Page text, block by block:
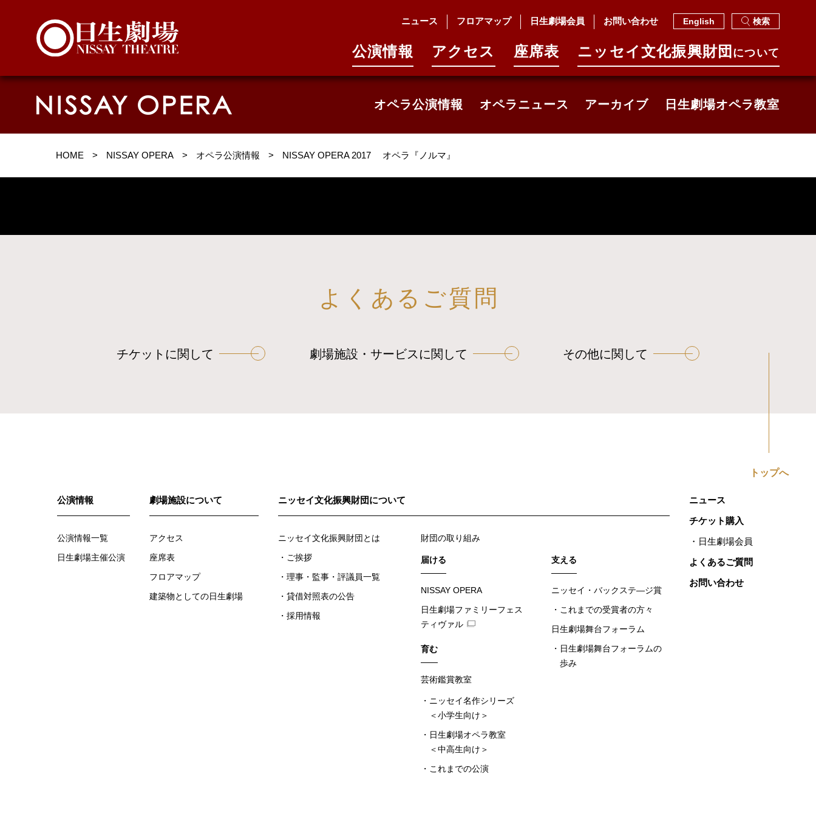
ニュース フロアマップ 日生劇場会員 お問い合わせ English 検索
公演情報 アクセス 座席表 ニッセイ⽂化振興財団 について
オペラ公演情報 オペラニュース アーカイブ 日生劇場オペラ教室
HOME > NISSAY OPERA > オペラ公演情報 > NISSAY OPERA 2017 オペラ『ノルマ』
よくあるご質問
チケットに関して 劇場施設・サービスに関して その他に関して
トップへ
公演情報
公演情報一覧
日生劇場主催公演
劇場施設について
アクセス
座席表
フロアマップ
建築物としての日生劇場
ニッセイ文化振興財団について
ニッセイ文化振興財団とは
ご挨拶
理事・監事・評議員一覧
貸借対照表の公告
採用情報
財団の取り組み
届ける
NISSAY OPERA
日生劇場ファミリーフェス
ティヴァル
育む
芸術鑑賞教室
ニッセイ名作シリーズ
＜小学生向け＞
日生劇場オペラ教室
＜中高生向け＞
これまでの公演
支える
ニッセイ・バックステ―ジ賞
これまでの受賞者の方々
日生劇場舞台フォーラム
日生劇場舞台フォーラムの
歩み
ニュース
チケット購入
日生劇場会員
よくあるご質問
お問い合わせ